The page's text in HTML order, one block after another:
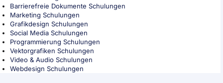
Barrierefreie Dokumente Schulungen
Marketing Schulungen
Grafikdesign Schulungen
Social Media Schulungen
Programmierung Schulungen
Vektorgrafiken Schulungen
Video & Audio Schulungen
Webdesign Schulungen